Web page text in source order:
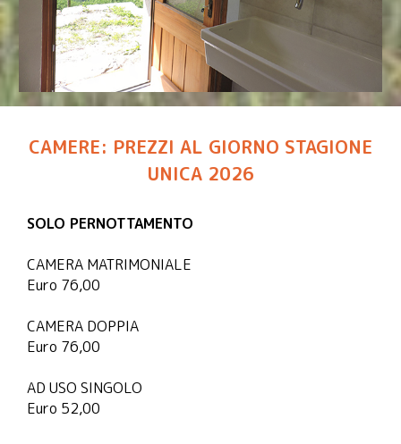
CAMERE: PREZZI AL GIORNO STAGIONE
UNICA 2026
SOLO PERNOTTAMENTO
CAMERA MATRIMONIALE
Euro 76,00
CAMERA DOPPIA
Euro 76,00
AD USO SINGOLO
Euro 52,00